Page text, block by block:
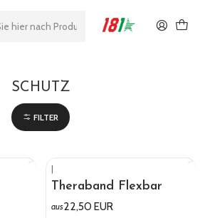
SCHUTZ
FILTER
|
Theraband Flexbar
aus22,50 EUR